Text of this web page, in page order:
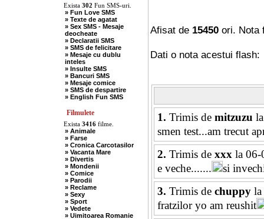
» Umor Negru
» Vanatori
Exista 302 Fun SMS-uri.
» Fun Love SMS
» Texte de agatat
» Sex SMS - Mesaje
deocheate
» Declaratii SMS
» SMS de felicitare
» Mesaje cu dublu
inteles
» Insulte SMS
» Bancuri SMS
» Mesaje comice
» SMS de despartire
» English Fun SMS
Filmulete
Exista 3416filme.
» Animale
» Farse
» Cronica Carcotasilor
» Vacanta Mare
» Divertis
» Mondenii
» Comice
» Parodii
» Reclame
» Sexy
» Sport
» Vedete
» Uimitoarea Romanie
Afisat de 15450ori. Nota
Dati o nota acestui flash:
1. Trimis de mitzuzu
smen test...am trecut
2. Trimis de xxxla 06-
e veche.......
si
3. Trimis de chuppyla
fratzilor yo am reushit